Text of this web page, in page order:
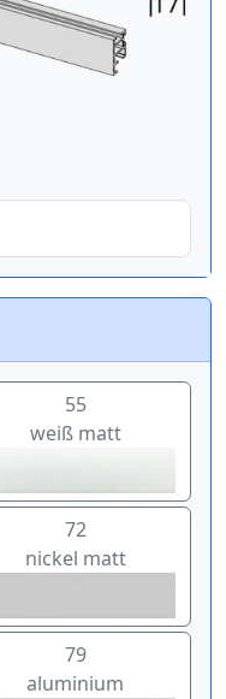
55
weiß matt
72
nickel matt
79
aluminium